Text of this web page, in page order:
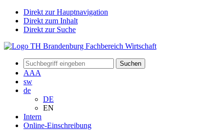
Direkt zur Hauptnavigation
Direkt zum Inhalt
Direkt zur Suche
Suchen
AAA
sw
de
DE
EN
Intern
Online-Einschreibung